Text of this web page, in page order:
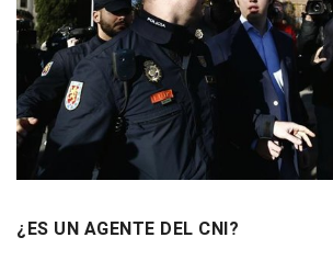
¿ES UN AGENTE DEL CNI?